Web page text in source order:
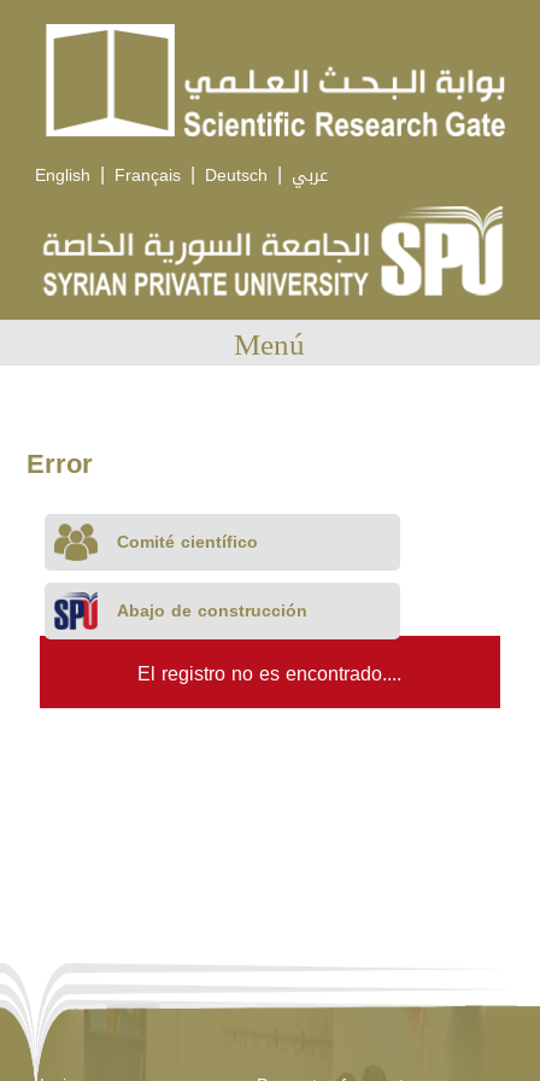
English | Français | Deutsch | عربي
Menú
Error
Comité científico
Abajo de construcción
El registro no es encontrado....